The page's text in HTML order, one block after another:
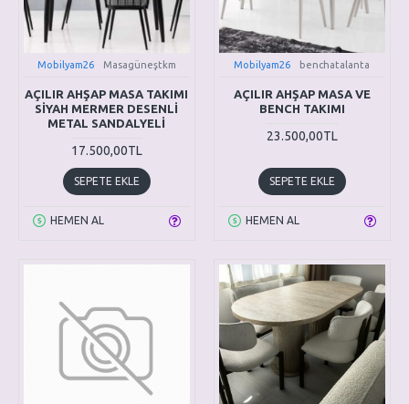
Mobilyam26 Masagüneştkm
AÇILIR AHŞAP MASA TAKIMI
SİYAH MERMER DESENLİ
METAL SANDALYELİ
17.500,00TL
SEPETE EKLE
HEMEN AL
Mobilyam26 benchatalanta
AÇILIR AHŞAP MASA VE
BENCH TAKIMI
23.500,00TL
SEPETE EKLE
HEMEN AL